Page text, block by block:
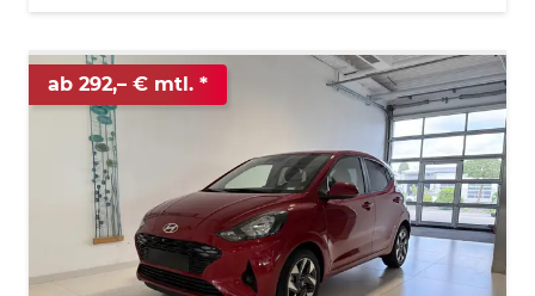
ab 292,– € mtl.